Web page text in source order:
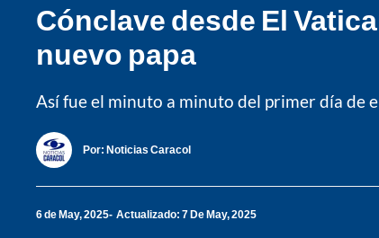
Cónclave desde El
nuevo papa
Así fue el minuto a minuto del primer día de
Por: Noticias Caracol
6 de May, 2025 Actualizado: 7 De May, 2025